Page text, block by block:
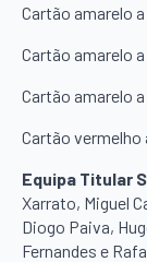
Cartão amarelo a
Cartão amarelo a
Cartão amarelo a
Cartão vermelho
Equipa Titular
Xarrato, Miguel
Diogo Paiva,
Fernandes e